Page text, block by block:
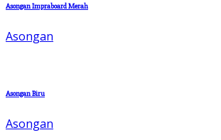
Asongan Impraboard Merah
Asongan
Asongan Biru
Asongan